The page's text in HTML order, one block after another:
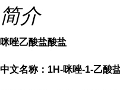
简介
咪唑乙酸盐酸盐
中文名称：1H-咪唑-1-乙酸